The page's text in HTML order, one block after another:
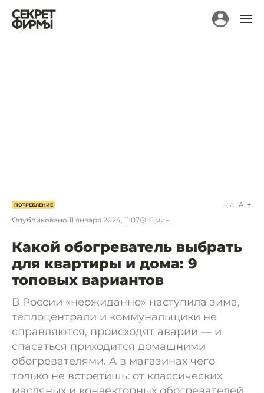
ПОТРЕБЛЕНИЕ
Опубликовано 11 января 2024, 11:07 6 мин.
a A
Какой обогреватель выбрать
для квартиры и дома: 9
топовых вариантов
В России «неожиданно» наступила зима,
теплоцентрали и коммунальщики не
справляются, происходят аварии — и
спасаться приходится домашними
обогревателями. А в магазинах чего
только не встретишь: от классических